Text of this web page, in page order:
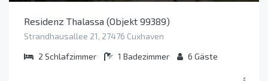
Residenz Thalassa (Objekt 99389)
Strandhausallee 21, 27476 Cuxhaven
2 Schlafzimmer 1 Badezimmer 6 Gäste